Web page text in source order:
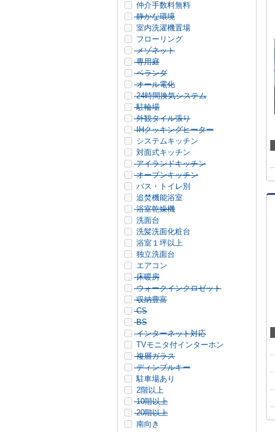
仲介手数料無料
静かな環境
室内洗濯機置場
フローリング
メゾネット
専用庭
ベランダ
オール電化
24時間換気システム
駐輪場
外観タイル張り
IHクッキングヒーター
システムキッチン
対面式キッチン
アイランドキッチン
オープンキッチン
バス・トイレ別
追焚機能浴室
浴室乾燥機
洗面台
洗髪洗面化粧台
浴室１坪以上
独立洗面台
エアコン
床暖房
ウォークインクロゼット
収納豊富
CS
BS
インターネット対応
TVモニタ付インターホン
複層ガラス
ディンプルキー
駐車場あり
2階以上
10階以上
20階以上
南向き